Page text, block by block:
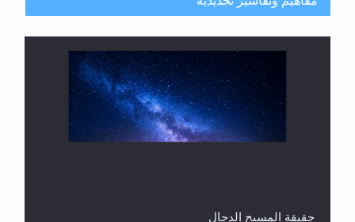
يُسمح الصلاة بها؟
مفاهيم وتفاسير تجديدية